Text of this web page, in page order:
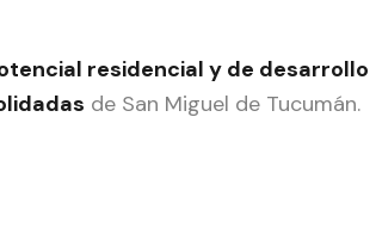
residencial y de desarrollo
de San Miguel de Tucumán.